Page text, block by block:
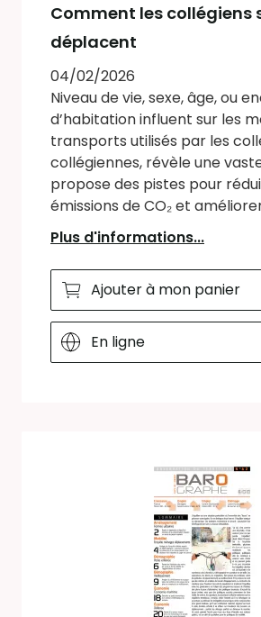
Comment les collégiens
déplacent
04/02/2026
Niveau de vie, sexe, âge, ou
d’habitation influent sur les
transports utilisés par les
collégiennes, révèle une
propose des pistes pour
émissions de CO₂ et
Plus d'informations...
Ajouter à mon panier
En ligne